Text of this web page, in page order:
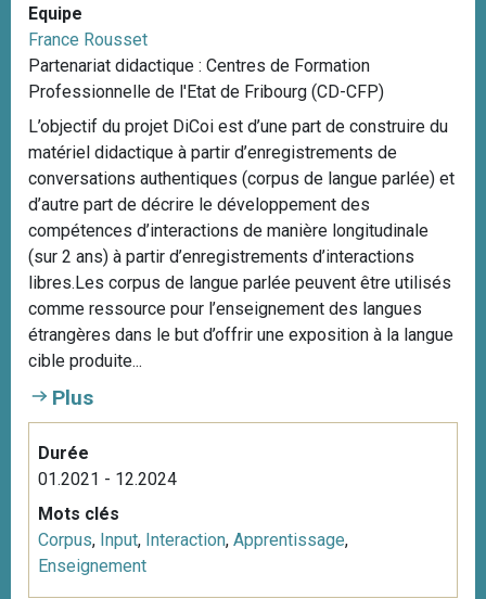
Equipe
France Rousset
Partenariat didactique : Centres de Formation
Professionnelle de l'Etat de Fribourg (CD-CFP)
L’objectif du projet DiCoi est d’une part de construire du
matériel didactique à partir d’enregistrements de
conversations authentiques (corpus de langue parlée) et
d’autre part de décrire le développement des
compétences d’interactions de manière longitudinale
(sur 2 ans) à partir d’enregistrements d’interactions
libres.Les corpus de langue parlée peuvent être utilisés
comme ressource pour l’enseignement des langues
étrangères dans le but d’offrir une exposition à la langue
cible produite...
Plus
Durée
01.2021 - 12.2024
Mots clés
Corpus, Input, Interaction, Apprentissage,
Enseignement